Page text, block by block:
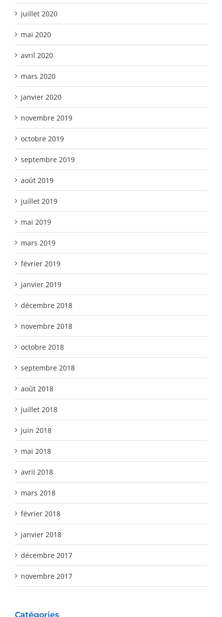
juillet 2020
mai 2020
avril 2020
mars 2020
janvier 2020
novembre 2019
octobre 2019
septembre 2019
août 2019
juillet 2019
mai 2019
mars 2019
février 2019
janvier 2019
décembre 2018
novembre 2018
octobre 2018
septembre 2018
août 2018
juillet 2018
juin 2018
mai 2018
avril 2018
mars 2018
février 2018
janvier 2018
décembre 2017
novembre 2017
Catégories